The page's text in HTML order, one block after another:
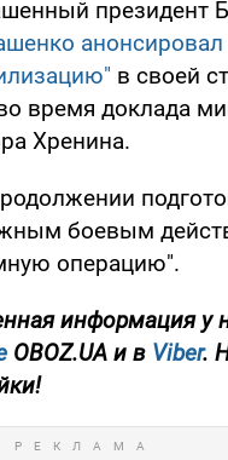
президент
анонсировал
в своей
время доклада
Хренина.
боевым
операцию".
информация у
OBOZ.UA и в Viber.